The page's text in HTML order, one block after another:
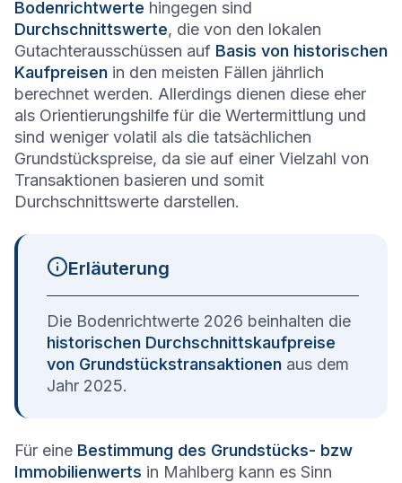
Bodenrichtwerte hingegen sind
Durchschnittswerte, die von den lokalen
Gutachterausschüssen auf Basis von historischen
Kaufpreisen in den meisten Fällen jährlich
berechnet werden. Allerdings dienen diese eher
als Orientierungshilfe für die Wertermittlung und
sind weniger volatil als die tatsächlichen
Grundstückspreise, da sie auf einer Vielzahl von
Transaktionen basieren und somit
Durchschnittswerte darstellen.
Erläuterung
Die Bodenrichtwerte 2026 beinhalten die
historischen Durchschnittskaufpreise
von Grundstückstransaktionen aus dem
Jahr 2025.
Für eine Bestimmung des Grundstücks- bzw
Immobilienwerts in Mahlberg kann es Sinn